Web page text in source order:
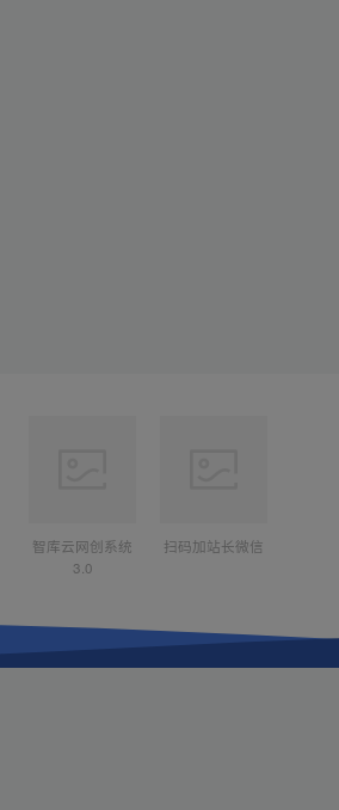
智库云网创系统
3.0
扫码加站长微信